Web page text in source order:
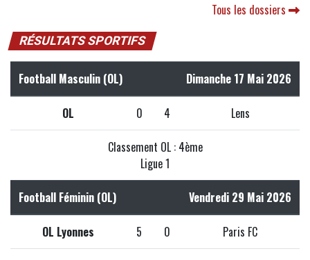
Tous les dossiers
RÉSULTATS SPORTIFS
Football Masculin (OL) Dimanche 17 Mai 2026
OL 0 4 Lens
Classement OL : 4ème
Ligue 1
Football Féminin (OL) Vendredi 29 Mai 2026
OL Lyonnes 5 0 Paris FC